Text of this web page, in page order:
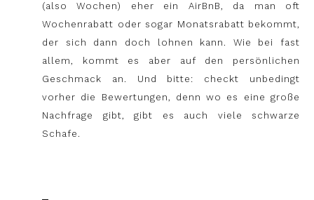
(also Wochen) eher ein AirBnB, da man oft
Wochenrabatt oder sogar Monatsrabatt bekommt,
der sich dann doch lohnen kann. Wie bei fast
allem, kommt es aber auf den persönlichen
Geschmack an. Und bitte: checkt unbedingt
vorher die Bewertungen, denn wo es eine große
Nachfrage gibt, gibt es auch viele schwarze
Schafe.